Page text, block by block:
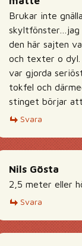
Brukar inte
den här sajten
och texter o dyl.
var gjorda
tokfel och
stinget börjar att
Svara
Nils Gösta
2,5 meter eller
Svara